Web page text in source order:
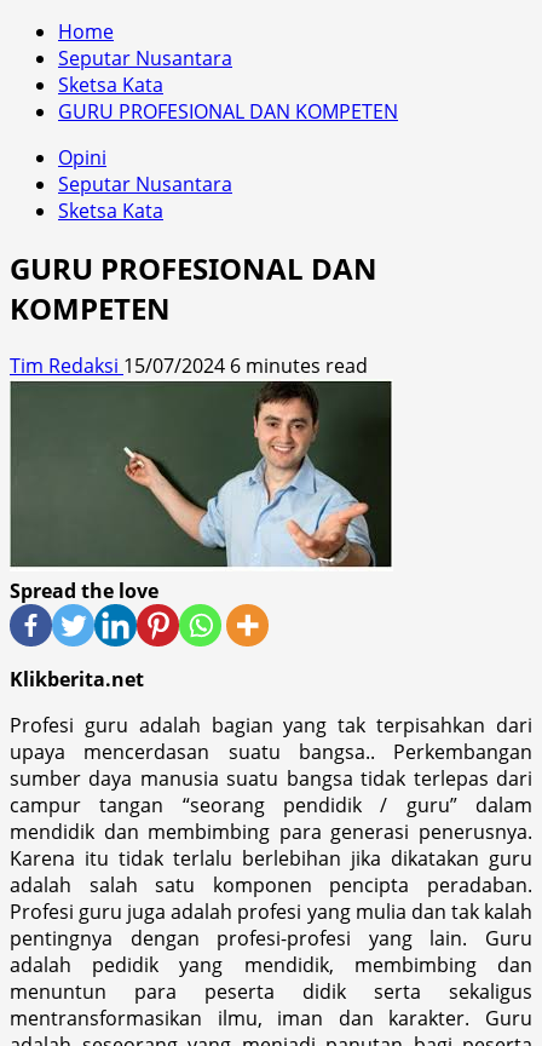
Home
Seputar Nusantara
Sketsa Kata
GURU PROFESIONAL DAN KOMPETEN
Opini
Seputar Nusantara
Sketsa Kata
GURU PROFESIONAL DAN
KOMPETEN
Tim Redaksi 15/07/2024 6 minutes read
Spread the love
Klikberita.net
Profesi guru adalah bagian yang tak terpisahkan dari
upaya mencerdasan suatu bangsa.. Perkembangan
sumber daya manusia suatu bangsa tidak terlepas dari
campur tangan “seorang pendidik / guru” dalam
mendidik dan membimbing para generasi penerusnya.
Karena itu tidak terlalu berlebihan jika dikatakan guru
adalah salah satu komponen pencipta peradaban.
Profesi guru juga adalah profesi yang mulia dan tak kalah
pentingnya dengan profesi-profesi yang lain. Guru
adalah pedidik yang mendidik, membimbing dan
menuntun para peserta didik serta sekaligus
mentransformasikan ilmu, iman dan karakter. Guru